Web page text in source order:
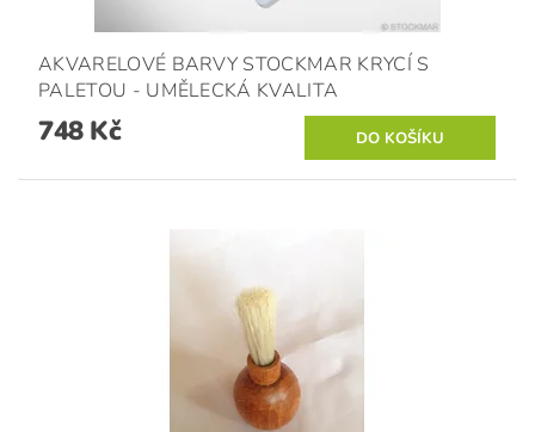
AKVARELOVÉ BARVY STOCKMAR KRYCÍ S
PALETOU - UMĚLECKÁ KVALITA
748 Kč